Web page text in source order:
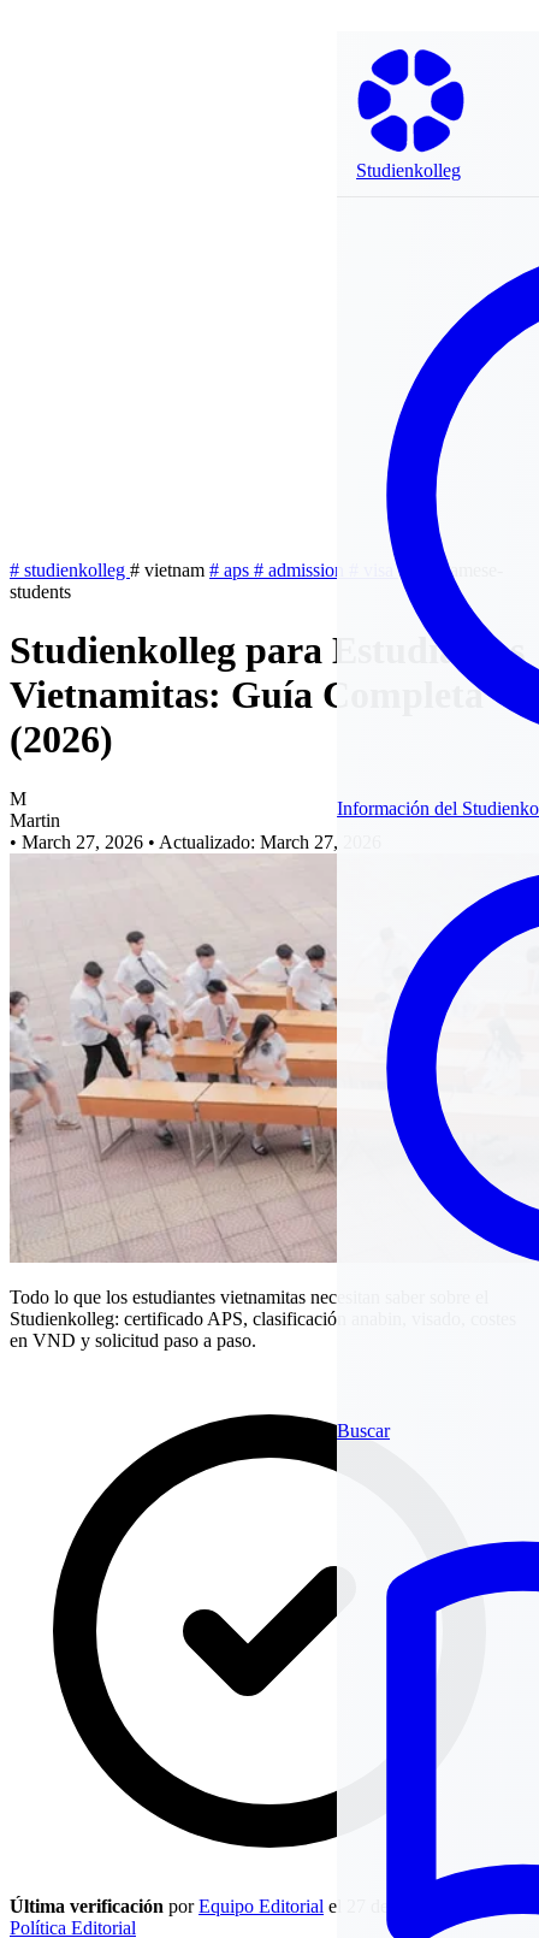
Studienkolleg
Información del
Buscar
# studienkolleg # vietnam # aps # admission visa#
vietnamese-
students
Studienkolleg para Estudiantes
Vietnamitas: Guía Completa
(2026)
M
Martin
• March 27, 2026 • Actualizado: March 27, 2026
Todo lo que los estudiantes vietnamitas necesitan saber sobre el
Studienkolleg: certificado APS, clasificación anabin, visado, costes
en VND y solicitud paso a paso.
Última verificación porEquipo Editorial el 27 de marzo de 2026
Política Editorial